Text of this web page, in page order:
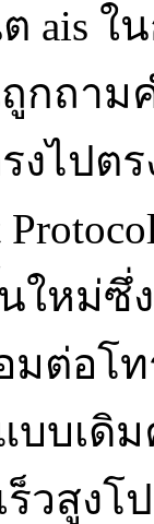
ต ais
กถาม
ไปต
ใหม่ซึ่
มต่อโ
บเดิ
วสูงโ